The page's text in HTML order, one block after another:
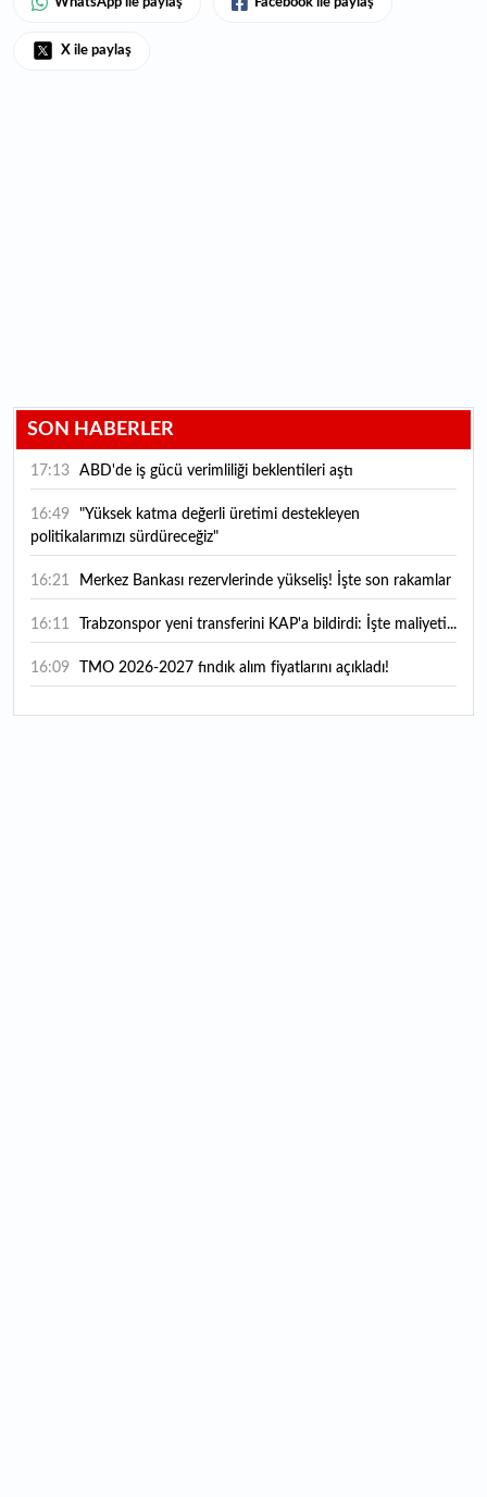
X ile paylaş
SON HABERLER
17:13 ABD'de iş gücü verimliliği beklentileri aştı
16:49
politikalarımızı sürdüreceğiz"
16:21 Merkez Bankası rezervlerinde yükseliş! İşte son rakamlar
16:11 Trabzonspor yeni transferini KAP'a bildirdi: İşte maliyeti...
16:09 TMO 2026-2027 fındık alım fiyatlarını açıkladı!
15:59 Bankacılık sektörünün toplam mevduatı geriledi